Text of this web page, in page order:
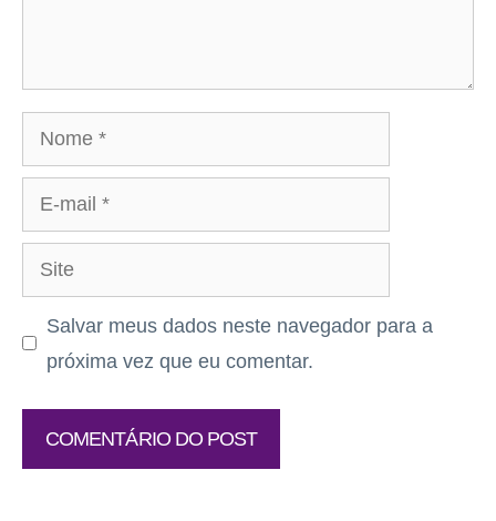
Nome
mail
Site
Salvar meus dados neste navegador para a
próxima vez que eu comentar.